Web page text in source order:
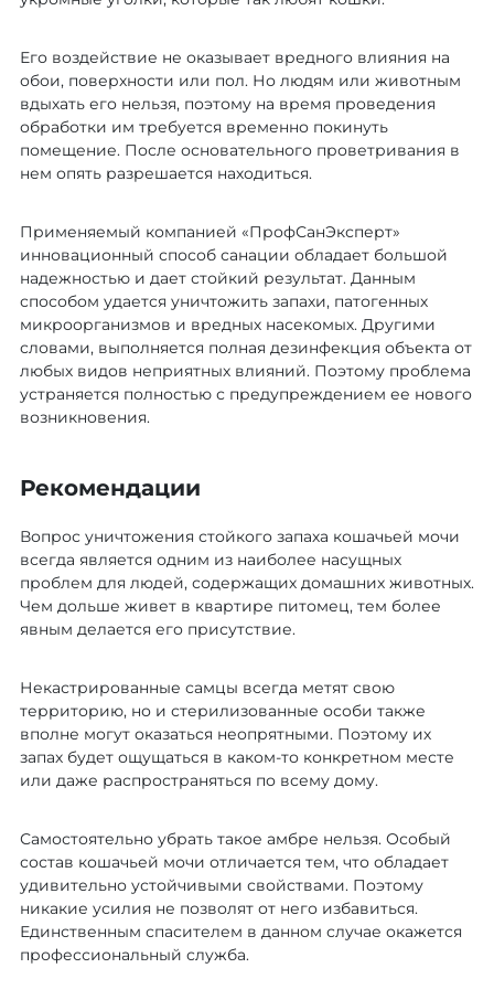
Его воздействие не оказывает вредного влияния на
обои, поверхности или пол. Но людям или животным
вдыхать его нельзя, поэтому на время проведения
обработки им требуется временно покинуть
помещение. После основательного проветривания в
нем опять разрешается находиться.
Применяемый компанией «ПрофСанЭксперт»
инновационный способ санации обладает большой
надежностью и дает стойкий результат. Данным
способом удается уничтожить запахи, патогенных
микроорганизмов и вредных насекомых. Другими
словами, выполняется полная дезинфекция объекта от
любых видов неприятных влияний. Поэтому проблема
устраняется полностью с предупреждением ее нового
возникновения.
Рекомендации
Вопрос уничтожения стойкого запаха кошачьей мочи
всегда является одним из наиболее насущных
проблем для людей, содержащих домашних животных.
Чем дольше живет в квартире питомец, тем более
явным делается его присутствие.
Некастрированные самцы всегда метят свою
территорию, но и стерилизованные особи также
вполне могут оказаться неопрятными. Поэтому их
запах будет ощущаться в каком-то конкретном месте
или даже распространяться по всему дому.
Самостоятельно убрать такое амбре нельзя. Особый
состав кошачьей мочи отличается тем, что обладает
удивительно устойчивыми свойствами. Поэтому
никакие усилия не позволят от него избавиться.
Единственным спасителем в данном случае окажется
профессиональный служба.